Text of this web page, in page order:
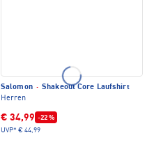
Salomon · Shakeout Core Laufshirt
Herren
€ 34,99 -22 %
UVP* € 44,99